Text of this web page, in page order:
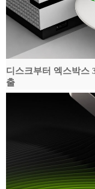
디스크부터 엑스박스
출